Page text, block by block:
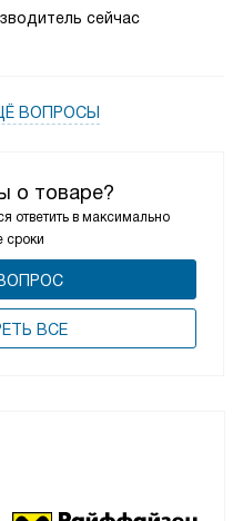
о товаре?
ответить в максимально
сроки
ВСЕ
сейчас
ВОПРОСЫ